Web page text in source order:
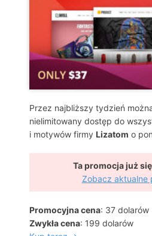
Przez najbliższy tydzień
nielimitowany dostęp do
i motywów firmy Lizatom o
Ta promocja już
Zobacz aktualne
Promocyjna cena: 37 dolarów
Zwykła cena: 199 dolarów